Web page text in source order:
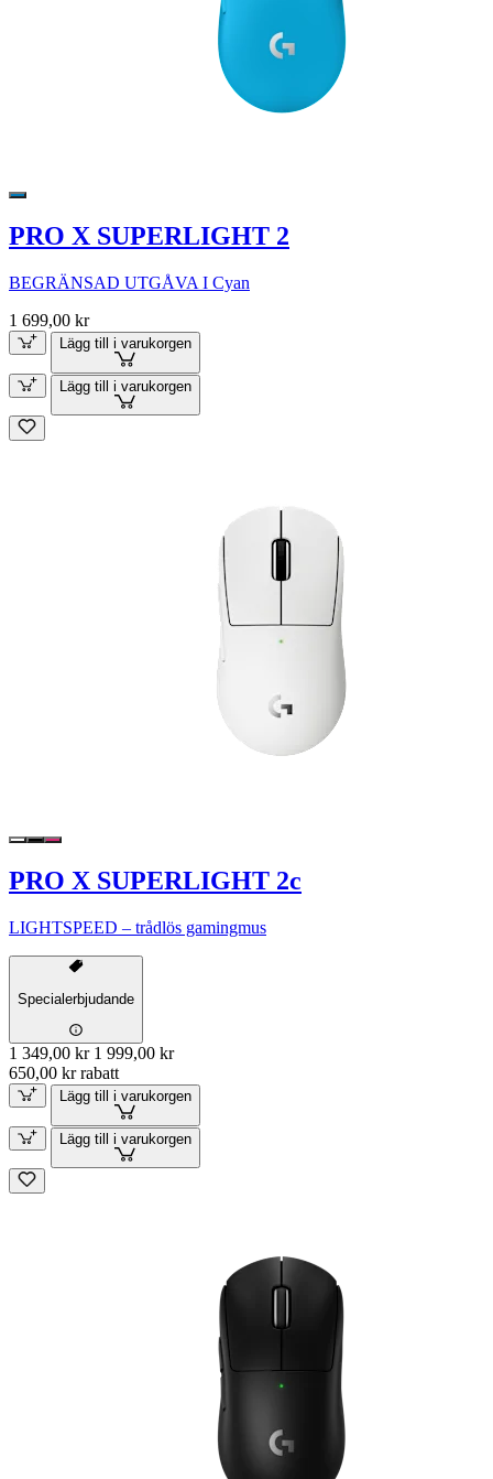
PRO X SUPERLIGHT 2
BEGRÄNSAD UTGÅVA I Cyan
1 699,00 kr
Lägg till i varukorgen
Lägg till i varukorgen
PRO X SUPERLIGHT 2c
LIGHTSPEED – trådlös gamingmus
Specialerbjudande
1 349,00 kr 1 999,00 kr
650,00 kr rabatt
Lägg till i varukorgen
Lägg till i varukorgen